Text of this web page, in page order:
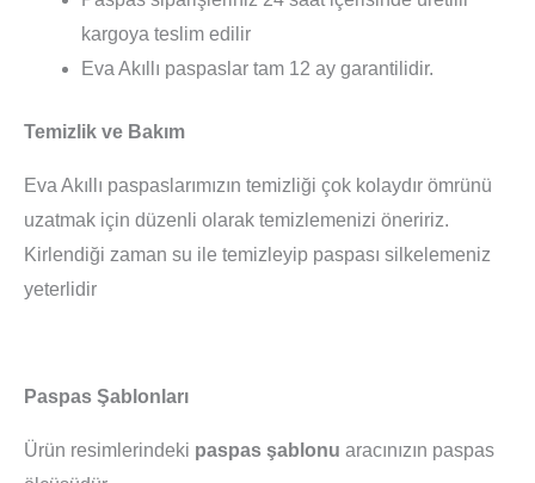
kargoya teslim edilir
Eva Akıllı paspaslar tam 12 ay garantilidir.
Temizlik ve Bakım
Eva Akıllı paspaslarımızın temizliği çok kolaydır ömrünü
uzatmak için düzenli olarak temizlemenizi öneririz.
Kirlendiği zaman su ile temizleyip paspası silkelemeniz
yeterlidir
Paspas Şablonları
Ürün resimlerindeki paspas şablonu aracınızın paspas